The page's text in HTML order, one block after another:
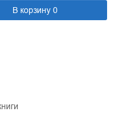
В корзину 0